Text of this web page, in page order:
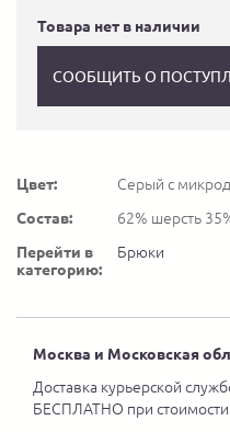
Товара нет в наличии
СООБЩИТЬ О
Цвет:
Серый с
Состав:
62% шерсть
Перейти в
категорию:
Брюки
Москва и Московская
Доставка курьерской
БЕСПЛАТНО при стоимости